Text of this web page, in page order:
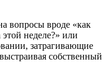
вопросы вроде «как
неделе?» или
затрагивающие
собственный